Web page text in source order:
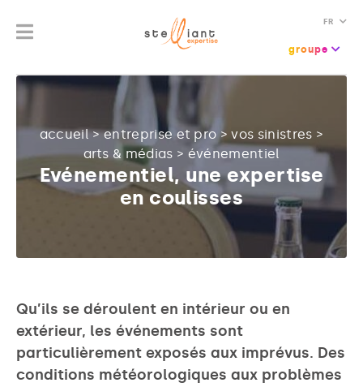
FR
groupe
accueil>entreprise et pro>vos sinistres >
arts & médias > événementiel
Evénementiel, une expertise
en coulisses
Qu’ils se déroulent en intérieur ou en
extérieur, les événements sont
particulièrement exposés aux imprévus. Des
conditions météorologiques aux problèmes